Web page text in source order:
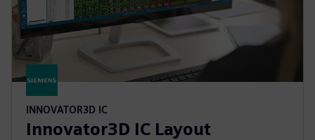
INNOVATOR3D IC
Innovator3D IC Layout